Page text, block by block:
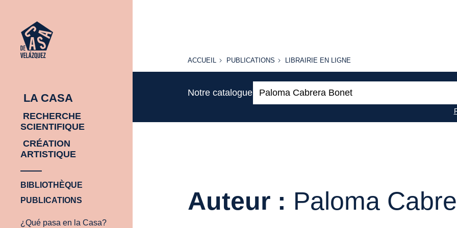
LA CASA
RECHERCHE
SCIENTIFIQUE
CRÉATION
ARTISTIQUE
BIBLIOTHÈQUE
PUBLICATIONS
¿Qué pasa en la Casa?
ACCUEIL
ACCUEIL PUBLICATIONS
PUBLICATIONS
LIBRAIRIE
LIBRAIRIE EN LIGNE
Notre catalogue:
Auteur : Paloma